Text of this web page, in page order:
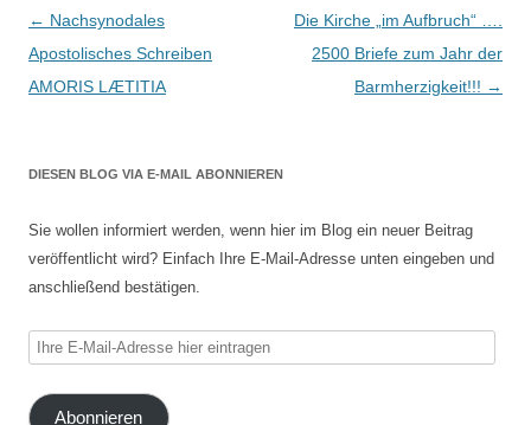
Beitragsnavigation
← Nachsynodales
Apostolisches Schreiben
AMORIS LÆTITIA
Die Kirche „im Aufbruch“ ….
2500 Briefe zum Jahr der
Barmherzigkeit!!! →
DIESEN BLOG VIA E-MAIL ABONNIEREN
Sie wollen informiert werden, wenn hier im Blog ein neuer Beitrag
veröffentlicht wird? Einfach Ihre E-Mail-Adresse unten eingeben und
anschließend bestätigen.
Ihre
Mail-
Abonnieren